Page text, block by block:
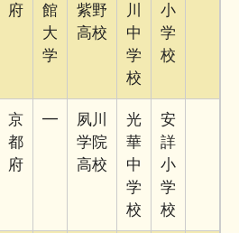
府
館
大
学
紫野
高校
川
中
学
校
小
学
校
京
都
府
━
夙川
学院
高校
光
華
中
学
校
安
詳
小
学
校